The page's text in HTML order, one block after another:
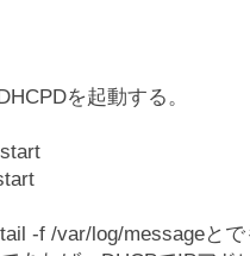
を起動する。
-f /var/log/messageと